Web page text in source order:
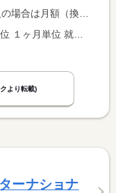
場合は時間額を表示しています。
変形労働時間制 変形労働時間制の単位 １ヶ月単位 就業時間１ 16時30分〜21時00分 就業時間２ 15時00分〜19時30分 就業時間３ 13時30分〜18時00分 就業時間に関する特記事項 ＊就業時間（１）は、平日 <BR> 〃 （２）は、土曜日 <BR> 〃 （３）は、日曜日
より転載)
ーナショナ